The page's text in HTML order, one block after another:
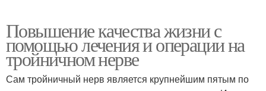
Повышение качества жизни с
помощью лечения и операции на
тройничном нерве
Сам тройничный нерв является крупнейшим пятым по